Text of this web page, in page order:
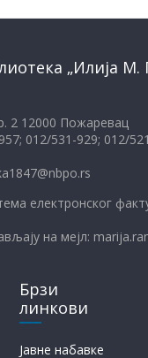
„Илија М.
2 12000 Пожаревац
012/531-929; 012/
електронског
на мејл:
Брзи
линкови
Јавне набавке